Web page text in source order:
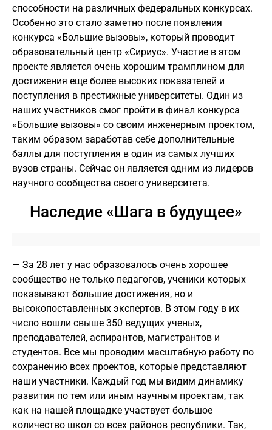
способности на различных федеральных конкурсах.
Особенно это стало заметно после появления
конкурса «Большие вызовы», который проводит
образовательный центр «Сириус». Участие в этом
проекте является очень хорошим трамплином для
достижения еще более высоких показателей и
поступления в престижные университеты. Один из
наших участников смог пройти в финал конкурса
«Большие вызовы» со своим инженерным проектом,
таким образом заработав себе дополнительные
баллы для поступления в один из самых лучших
вузов страны. Сейчас он является одним из лидеров
научного сообщества своего университета.
Наследие «Шага в будущее»
— За 28 лет у нас образовалось очень хорошее
сообщество не только педагогов, ученики которых
показывают большие достижения, но и
высокопоставленных экспертов. В этом году в их
число вошли свыше 350 ведущих ученых,
преподавателей, аспирантов, магистрантов и
студентов. Все мы проводим масштабную работу по
сохранению всех проектов, которые представляют
наши участники. Каждый год мы видим динамику
развития по тем или иным научным проектам, так
как на нашей площадке участвует большое
количество школ со всех районов республики. Так,